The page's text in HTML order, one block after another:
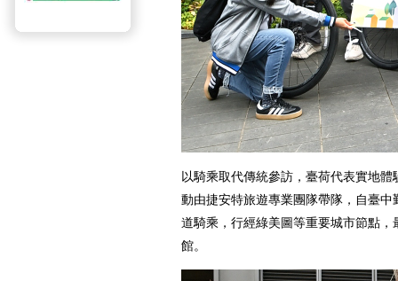
以騎乘取代傳統參訪，臺荷代表實地
動由捷安特旅遊專業團隊帶隊，自臺
道騎乘，行經綠美圖等重要城市節點
館。